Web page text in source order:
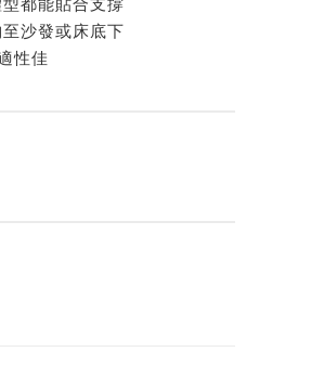
都能貼合支撐
沙發或床底下
性佳